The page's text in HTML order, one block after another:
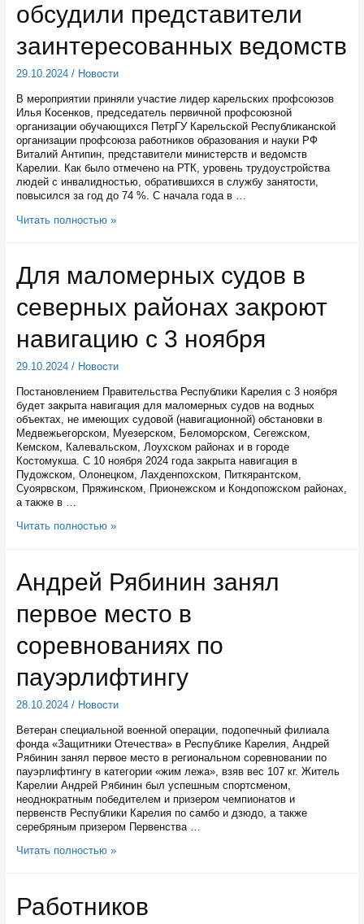
обсудили представители
заинтересованных ведомств
29.10.2024/ Новости
В мероприятии приняли участие лидер карельских профсоюзов
Илья Косенков, председатель первичной профсоюзной
организации обучающихся ПетрГУ Карельской Республиканской
организации профсоюза работников образования и науки РФ
Виталий Антипин, представители министерств и ведомств
Карелии. Как было отмечено на РТК, уровень трудоустройства
людей с инвалидностью, обратившихся в службу занятости,
повысился за год до 74 %. С начала года в …
Трудоустройство
и
студентов
обсудили
представители
ведомств
Читать полностью »
Для маломерных судов в
северных районах закроют
навигацию с 3 ноября
29.10.2024/ Новости
Постановлением Правительства Республики Карелия с 3 ноября
будет закрыта навигация для маломерных судов на водных
объектах, не имеющих судовой (навигационной) обстановки в
Медвежьегорском, Муезерском, Беломорском, Сегежском,
Кемском, Калевальском, Лоухском районах и в городе
Костомукша. С 10 ноября 2024 года закрыта навигация в
Пудожском, Олонецком, Лахденпохском, Питкярантском,
Суоярвском, Пряжинском, Прионежском и Кондопожском районах,
а также в …
Для
северных
районах
закроют
навигацию
3
Читать полностью »
Андрей Рябинин занял
первое место в
соревнованиях по
пауэрлифтингу
28.10.2024/ Новости
Ветеран специальной военной операции, подопечный филиала
фонда «Защитники Отечества» в Республике Карелия, Андрей
Рябинин занял первое место в региональном соревновании по
пауэрлифтингу в категории «жим лежа», взяв вес 107 кг. Житель
Карелии Андрей Рябинин был успешным спортсменом,
неоднократным победителем и призером чемпионатов и
первенств Республики Карелия по самбо и дзюдо, а также
серебряным призером Первенства …
Андрей
место
в
Читать полностью »
Работников